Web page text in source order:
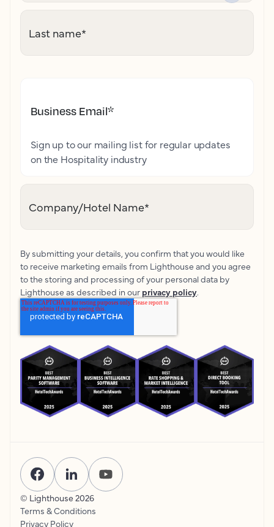
Last name*
Business Email*
Sign up to our mailing list for regular updates
on the Hospitality industry
Company/Hotel Name*
By submitting your details, you confirm that you would like
to receive marketing emails from Lighthouse and you agree
to the storing and processing of your personal data by
Lighthouse as described in our privacy policy.
© Lighthouse 2026
Terms & Conditions
Privacy Policy